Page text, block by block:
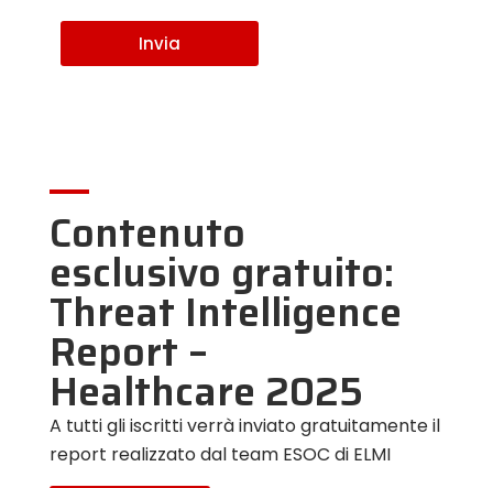
m
*
Invia
Contenuto
esclusivo gratuito:
Threat Intelligence
Report –
Healthcare 2025
A tutti gli iscritti verrà inviato gratuitamente il
report realizzato dal team ESOC di ELMI